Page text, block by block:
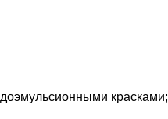
красками;